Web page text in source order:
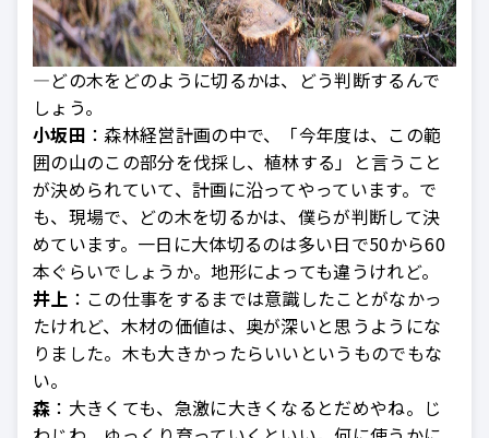
—どの木をどのように切るかは、どう判断するんで
しょう。
小坂田 ：森林経営計画の中で、「今年度は、この範
囲の山のこの部分を伐採し、植林する」と言うこと
が決められていて、計画に沿ってやっています。で
も、現場で、どの木を切るかは、僕らが判断して決
めています。一日に大体切るのは多い日で50から60
本ぐらいでしょうか。地形によっても違うけれど。
井上 ：この仕事をするまでは意識したことがなかっ
たけれど、木材の価値は、奥が深いと思うようにな
りました。木も大きかったらいいというものでもな
い。
森 ：大きくても、急激に大きくなるとだめやね。じ